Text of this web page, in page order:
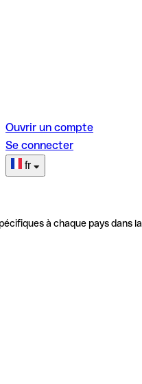
Ouvrir un compte
Se connecter
fr
à chaque pays dans la